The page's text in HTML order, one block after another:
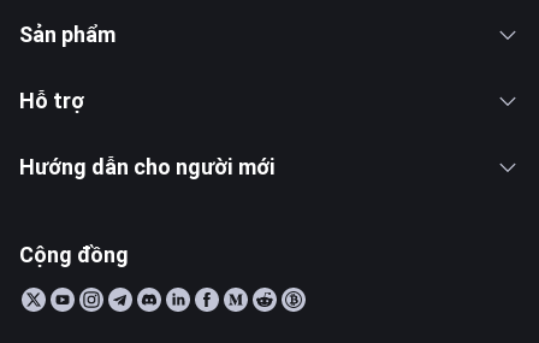
Sản phẩm
Hỗ trợ
Hướng dẫn cho người mới
Cộng đồng